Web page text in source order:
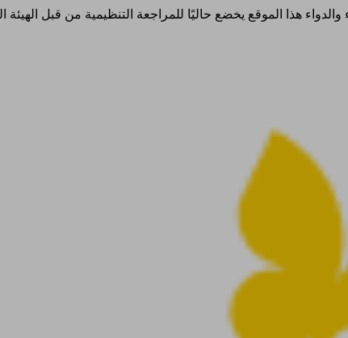
والدواء هذا الموقع يخضع حاليًا للمراجعة التنظيمية من قبل